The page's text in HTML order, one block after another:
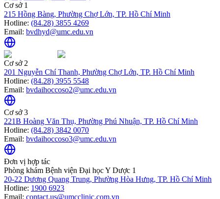
Cơ sở 1
215 Hồng Bàng, Phường Chợ Lớn, TP. Hồ Chí Minh
Hotline: (84.28) 3855 4269
Email: bvdhyd@umc.edu.vn
Cơ sở 2
201 Nguyễn Chí Thanh, Phường Chợ Lớn, TP. Hồ Chí Minh
Hotline: (84.28) 3955 5548
Email: bvdaihoccoso2@umc.edu.vn
Cơ sở 3
221B Hoàng Văn Thụ, Phường Phú Nhuận, TP. Hồ Chí Minh
Hotline: (84.28) 3842 0070
Email: bvdaihoccoso3@umc.edu.vn
Đơn vị hợp tác
Phòng khám Bệnh viện Đại học Y Dược 1
20-22 Dương Quang Trung, Phường Hòa Hưng, TP. Hồ Chí Minh
Hotline: 1900 6923
Email: contact.us@umcclinic.com.vn